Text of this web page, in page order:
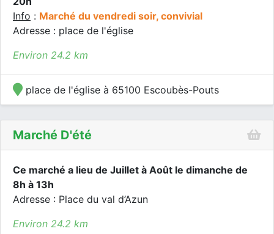
Info : Marché du vendredi soir, convivial
Adresse : place de l'église
Environ 24.2 km
place de l'église à 65100 Escoubès-Pouts
Marché D'été
Ce marché a lieu de Juillet à Août le dimanche de
8h à 13h
Adresse : Place du val d’Azun
Environ 24.2 km